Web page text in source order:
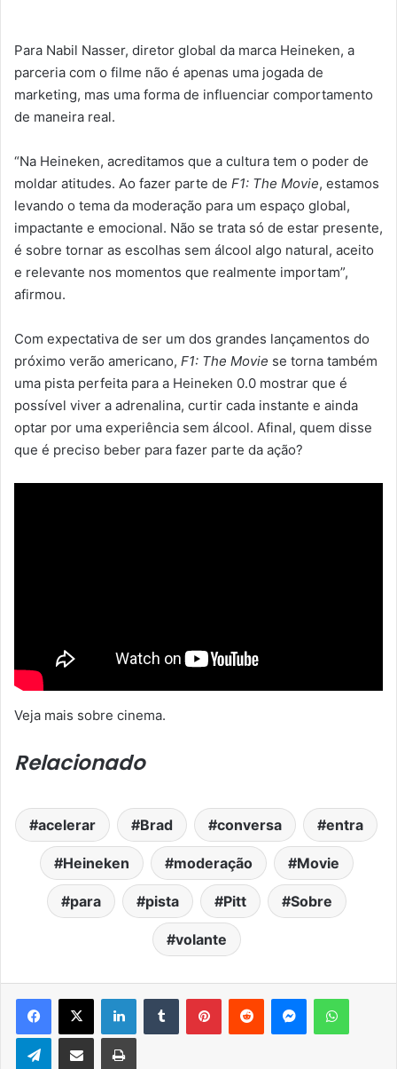
Para Nabil Nasser, diretor global da marca Heineken, a
parceria com o filme não é apenas uma jogada de
marketing, mas uma forma de influenciar comportamento
de maneira real.
“Na Heineken, acreditamos que a cultura tem o poder de
moldar atitudes. Ao fazer parte de F1: The Movie, estamos
levando o tema da moderação para um espaço global,
impactante e emocional. Não se trata só de estar presente,
é sobre tornar as escolhas sem álcool algo natural, aceito
e relevante nos momentos que realmente importam”,
afirmou.
Com expectativa de ser um dos grandes lançamentos do
próximo verão americano, F1: The Movie se torna também
uma pista perfeita para a Heineken 0.0 mostrar que é
possível viver a adrenalina, curtir cada instante e ainda
optar por uma experiência sem álcool. Afinal, quem disse
que é preciso beber para fazer parte da ação?
Veja mais sobre cinema.
Relacionado
acelerar Brad conversa entra
Heineken moderação Movie
para pista Pitt Sobre
volante
Facebook
X LinkedinTumblr PinterestReddit Messenger
TelegramCompartilhar via e-mail Imprimir